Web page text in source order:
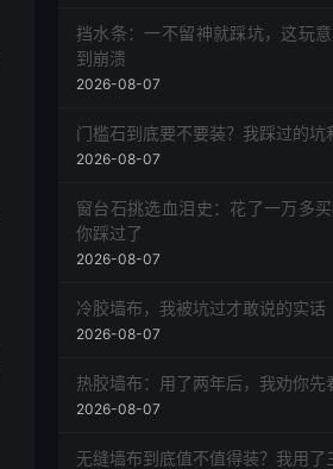
挡水条：一不留神就踩坑，这玩
到崩溃
2026-08-07
门槛石到底要不要装？我踩过的坑
2026-08-07
窗台石挑选血泪史：花了一万多
你踩过了
2026-08-07
冷胶墙布，我被坑过才敢说的实话
2026-08-07
热胶墙布：用了两年后，我劝你先
2026-08-07
无缝墙布到底值不值得装？我用了